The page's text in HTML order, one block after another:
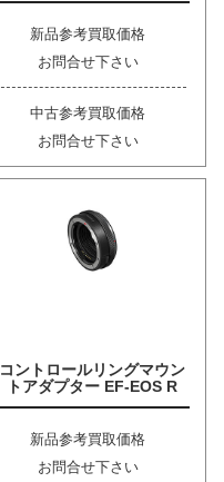
新品参考買取価格
お問合せ下さい
中古参考買取価格
お問合せ下さい
コントロールリングマウン
トアダプター EF-EOS R
新品参考買取価格
お問合せ下さい